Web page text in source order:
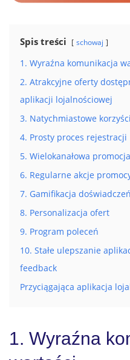
Spis treści schowaj
1. Wyraźna komunikacja
2. Atrakcyjne oferty
aplikacji lojalnościowej
3. Natychmiastowe
4. Prosty proces rejestracji
5. Wielokanałowa
6. Regularne akcje
7. Gamifikacja
8. Personalizacja ofert
9. Program poleceń
10. Stałe ulepszanie
feedback
Przyciągająca aplikacja
1. Wyraźna